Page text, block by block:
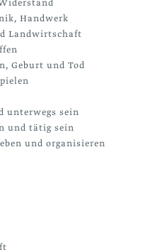
Handwerk
Landwirtschaft
Geburt und Tod
unterwegs sein
und tätig sein
und organisieren